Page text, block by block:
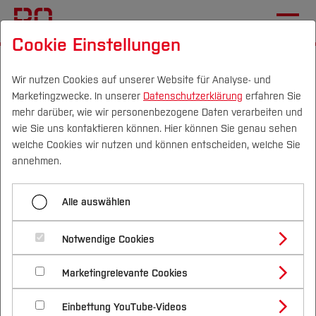
Campus Personen DE|EN Quicklinks
Studium
Studienangebote
Bachelorstudiengänge
Masterstudiengänge
Vor dem Studium
Bewerben & Einschreiben
Bewerbungsportal
Im Studium
Studienbüros und Prüfungen
Nach dem Studium
Forschung & Transfer
Profil
Forschungs- und Transferprofil
Schwerpunkte (FuT)
Beratung & Förderung
Nachhaltigkeit
Nachhaltigkeit studieren
International
Intensive Gespräche und
wertvolle neue Kontakte
18.05.2026
Erfolgreicher Auftakt des
diesjährigen Mentoringprogramms
Cookie Einstellungen
Wir nutzen Cookies auf unserer Website für Analyse- und
Marketingzwecke. In unserer Datenschutzerklärung erfahren Sie
mehr darüber, wie wir personenbezogene Daten verarbeiten und
wie Sie uns kontaktieren können. Hier können Sie genau sehen
welche Cookies wir nutzen und können entscheiden, welche Sie
annehmen.
Alle auswählen
Notwendige Cookies
Marketingrelevante Cookies
Einbettung YouTube-Videos